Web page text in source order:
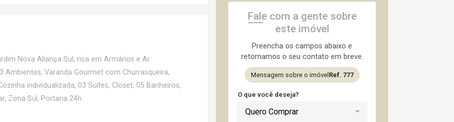
Nova Aliança Sul, rica em Armários e Ar
Ambientes, Varanda Gourmet com Churrasqueira,
individualizada, 03 Suítes, Closet, 05 Banheiros,
Zona Sul, Portaria 24h.
Fale com a gente sobre
este imóvel
Preencha os campos abaixo e
retornamos o seu contato em breve.
Mensagem sobre o imóvel Ref. 777
O que você deseja?
Quero Comprar